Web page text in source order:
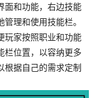
面和功能，右边技能
理和使用技能栏。
玩家按照职业和功能
栏位置，以容纳更多
根据自己的需求定制